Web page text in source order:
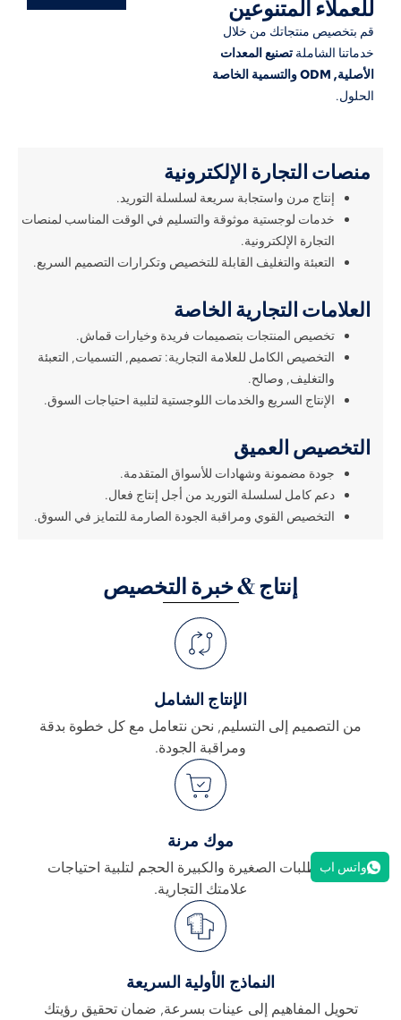
للعملاء المتنوعين
قم بتخصيص منتجاتك من خلال
خدماتنا الشاملة تصنيع المعدات
الأصلية, ODM والتسمية الخاصة
الحلول.
منصات التجارة الإلكترونية
إنتاج مرن واستجابة سريعة لسلسلة التوريد.
خدمات لوجستية موثوقة والتسليم في الوقت المناسب لمنصات
التجارة الإلكترونية.
التعبئة والتغليف القابلة للتخصيص وتكرارات التصميم السريع.
العلامات التجارية الخاصة
تخصيص المنتجات بتصميمات فريدة وخيارات قماش.
التخصيص الكامل للعلامة التجارية: تصميم, التسميات, التعبئة
والتغليف, وصالح.
الإنتاج السريع والخدمات اللوجستية لتلبية احتياجات السوق.
التخصيص العميق
جودة مضمونة وشهادات للأسواق المتقدمة.
دعم كامل لسلسلة التوريد من أجل إنتاج فعال.
التخصيص القوي ومراقبة الجودة الصارمة للتمايز في السوق.
إنتاج & خبرة التخصيص
الإنتاج الشامل
من التصميم إلى التسليم, نحن نتعامل مع كل خطوة بدقة
ومراقبة الجودة.
موك مرنة
تلبية الطلبات الصغيرة والكبيرة الحجم لتلبية احتياجات
علامتك التجارية.
النماذج الأولية السريعة
تحويل المفاهيم إلى عينات بسرعة, ضمان تحقيق رؤيتك
واتس اب